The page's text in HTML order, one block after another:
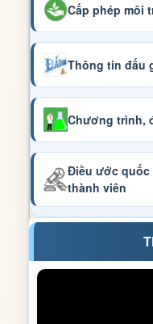
Cấp phép môi
Thông tin đấu
Chương trình,
Điều ước quốc
thành viên